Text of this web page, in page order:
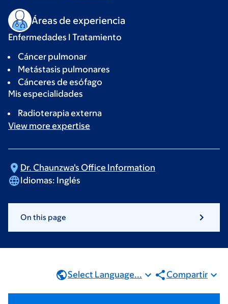
Áreas de experiencia
Enfermedades I Tratamiento
Cáncer pulmonar
Metástasis pulmonares
Cánceres de esófago
Mis especialidades
Radioterapia externa
View more expertise
Dr. Chaunzwa's Office Information
Idiomas: Inglés
On this page
Select Language... Compartir